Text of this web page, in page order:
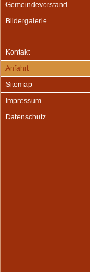
Gemeindevorstand
Bildergalerie
Kontakt
Anfahrt
Sitemap
Impressum
Datenschutz